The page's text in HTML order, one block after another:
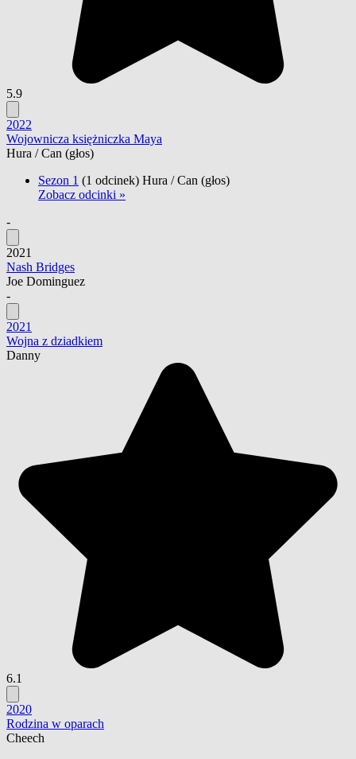
5.9
2022
Wojownicza księżniczka Maya
Hura / Can (głos)
Sezon 1 (1 odcinek) Hura / Can (głos)
Zobacz odcinki »
-
2021
Nash Bridges
Joe Dominguez
-
2021
Wojna z dziadkiem
Danny
6.1
2020
Rodzina w oparach
Cheech